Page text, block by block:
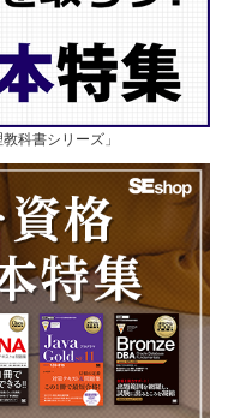
科書シリーズ」